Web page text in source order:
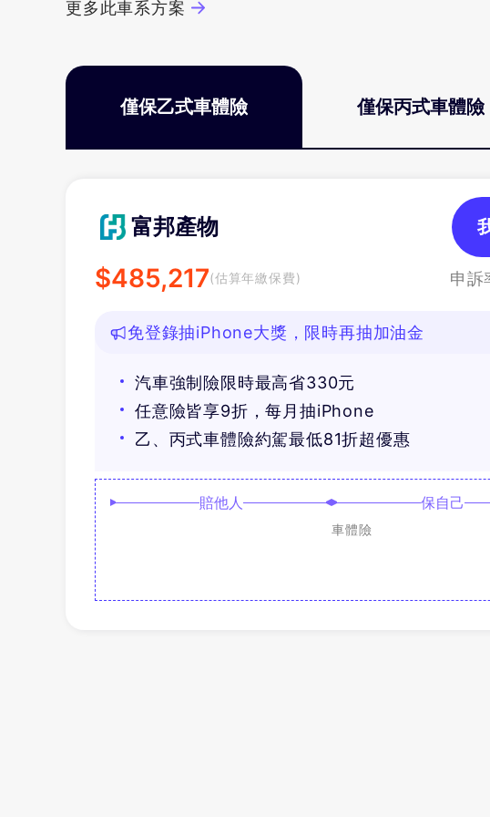
更多此車系方案
僅保乙式車體險 僅保丙式車體險
富邦產物
$485,217(估算年繳保費) 申訴
免登錄抽iPhone大獎，限時再抽加油金
汽車強制險限時最高省330元
任意險皆享9折，每月抽iPhone
乙、丙式車體險約駕最低81折超優惠
賠他人 保自己
車體險